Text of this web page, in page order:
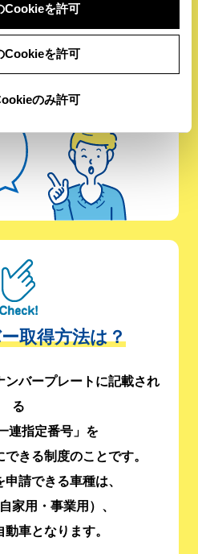
Cookieを許可
Cookieを許可
のみ許可
どを、販売店に
明する書類です。
印が必要
取得方法は？
ンバープレートに記載され
る
連指定番号」を
きる制度のことです。
請できる車種は、
家用・事業用）、
車となります。